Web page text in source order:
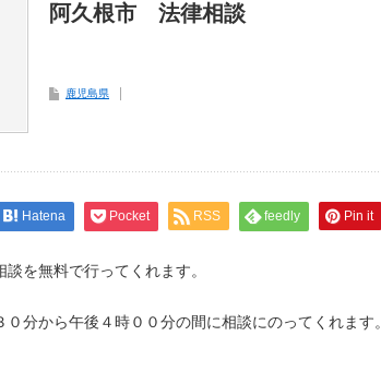
阿久根市 法律相談
鹿児島県
Hatena Pocket RSS feedly Pin it
を無料で行ってくれます。
分から午後４時００分の間に相談にのってくれます。